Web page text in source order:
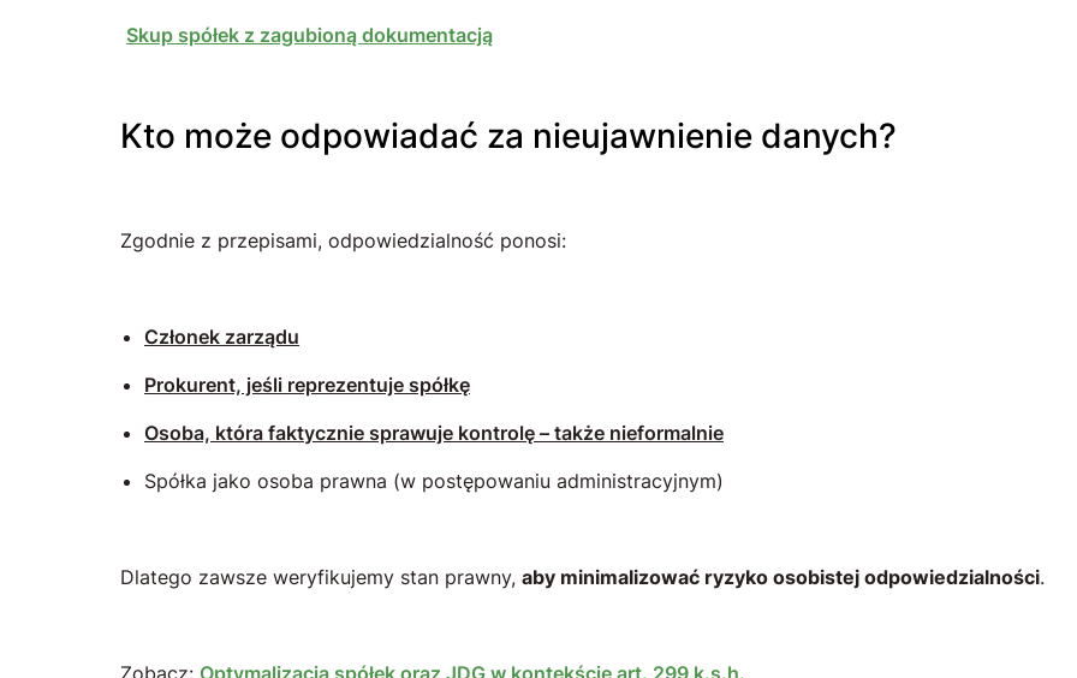
Skup spółek z zagubioną dokumentacją
Kto może odpowiadać za nieujawnienie danych?
Zgodnie z przepisami, odpowiedzialność ponosi:
Członek zarządu
Prokurent, jeśli reprezentuje spółkę
Osoba, która faktycznie sprawuje kontrolę – także nieformalnie
Spółka jako osoba prawna (w postępowaniu administracyjnym)
Dlatego zawsze weryfikujemy stan prawny, aby minimalizować ryzyko osobistej odpowiedzialności.
Zobacz: Optymalizacja spółek oraz JDG w kontekście art. 299 k.s.h.